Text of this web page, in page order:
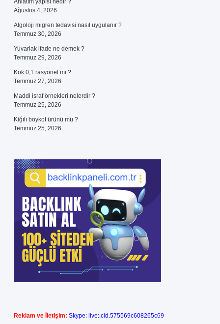
Anlatım yapısı nedir ?
Ağustos 4, 2026
Algoloji migren tedavisi nasıl uygulanır ?
Temmuz 30, 2026
Yuvarlak ifade ne demek ?
Temmuz 29, 2026
Kök 0,1 rasyonel mi ?
Temmuz 27, 2026
Maddi israf örnekleri nelerdir ?
Temmuz 25, 2026
Kiğılı boykot ürünü mü ?
Temmuz 25, 2026
Reklam ve İletişim: Skype: live:.cid.575569c608265c69